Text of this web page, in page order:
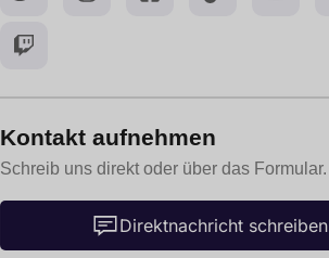
Kontakt aufnehmen
Schreib uns direkt oder über das Formular.
Direktnachricht schreiben